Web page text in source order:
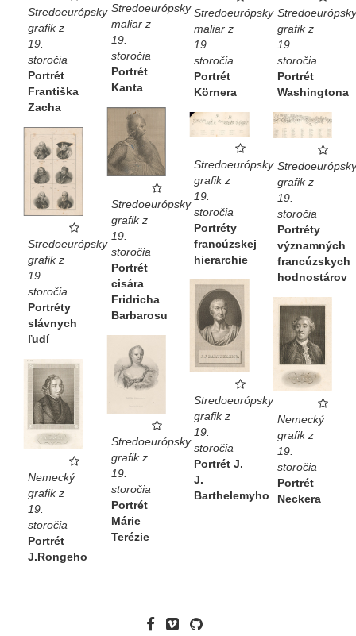
Stredoeurópsky
grafik z
19.
storočia
Portrét
Františka
Zacha
Stredoeurópsky
maliar z
19.
storočia
Portrét
Kanta
Stredoeurópsky
maliar z
19.
storočia
Portrét
Körnera
Stredoeurópsky
grafik z
19.
storočia
Portrét
Washingtona
Stredoeurópsky
grafik z
19.
storočia
Portrét
cisára
Fridricha
Barbarosu
Stredoeurópsky
grafik z
19.
storočia
Portréty
francúzskej
hierarchie
Stredoeurópsky
grafik z
19.
storočia
Portréty
významných
francúzskych
hodnostárov
Stredoeurópsky
grafik z
19.
storočia
Portréty
slávnych
ľudí
Stredoeurópsky
grafik z
19.
storočia
Portrét J.
J.
Barthelemyho
Nemecký
grafik z
19.
storočia
Portrét
Neckera
Stredoeurópsky
grafik z
19.
storočia
Portrét
Márie
Terézie
Nemecký
grafik z
19.
storočia
Portrét
J.Rongeho